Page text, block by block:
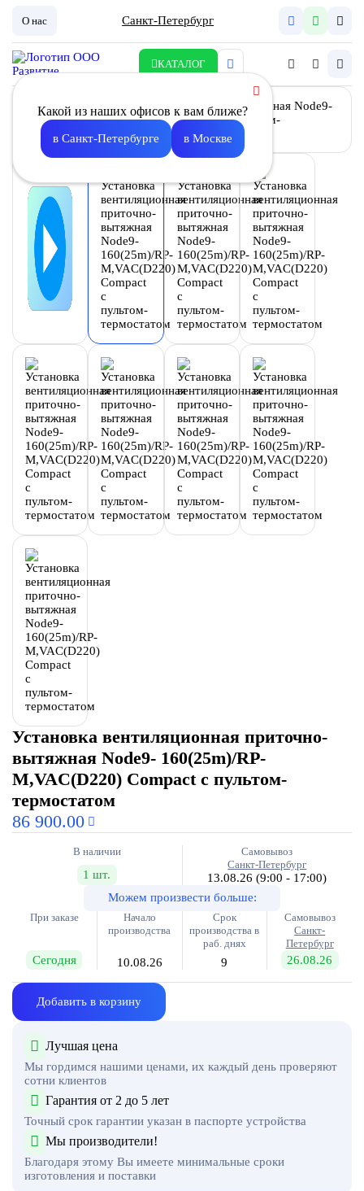
О нас Санкт-Петербург
КАТАЛОГ
Какой из наших офисов к вам ближе?
в Санкт-Петербурге в Москве
Установка вентиляционная приточно-
вытяжная Node9- 160(25m)/RP-
M,VAC(D220) Compact с пультом-
термостатом
86 900.00
В наличии
1 шт.
Самовывоз
Санкт-Петербург
13.08.26(9:00 - 17:00)
Можем произвести больше:
При заказе
Сегодня
Начало
производства
10.08.26
Срок
производства в
раб. днях
9
Самовывоз
Санкт-
Петербург
26.08.26
Добавить в корзину
Лучшая цена
Мы гордимся нашими ценами, их каждый день проверяют
сотни клиентов
Гарантия от 2 до 5 лет
Точный срок гарантии указан в паспорте устройства
Мы производители!
Благодаря этому Вы имеете минимальные сроки
изготовления и поставки